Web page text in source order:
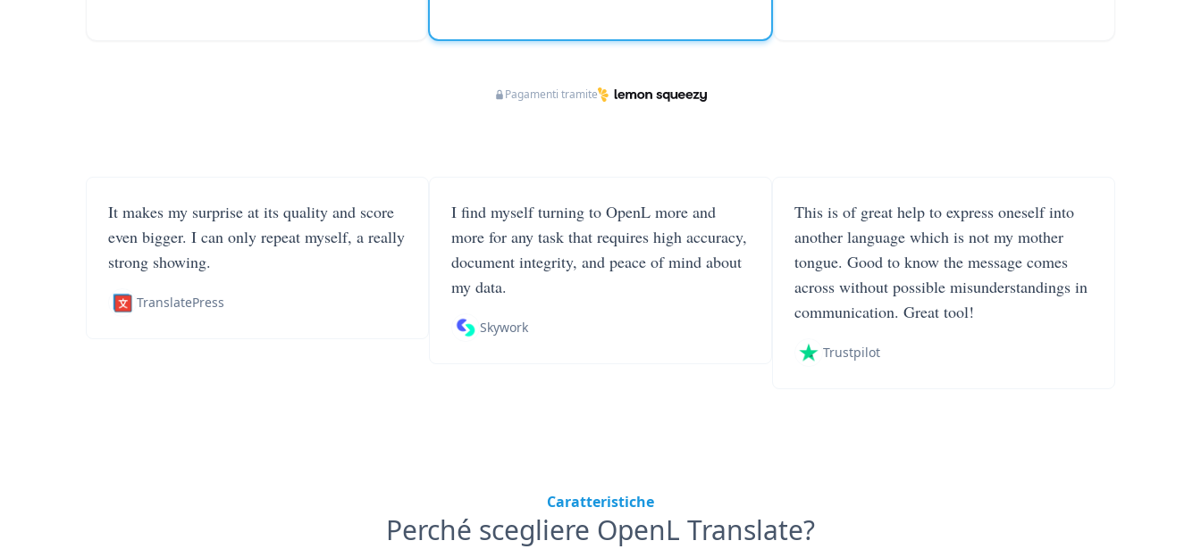
Pagamenti tramite
It makes my surprise at its quality and score
even bigger. I can only repeat myself, a really
strong showing.
TranslatePress
I find myself turning to OpenL more and
more for any task that requires high accuracy,
document integrity, and peace of mind about
my data.
Skywork
This is of great help to express oneself into
another language which is not my mother
tongue. Good to know the message comes
across without possible misunderstandings in
communication. Great tool!
Trustpilot
Caratteristiche
Perché scegliere OpenL Translate?